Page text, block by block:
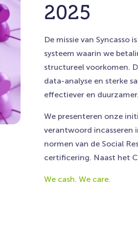
2025
De missie van Syncasso
systeem waarin we
structureel voorkomen.
data-analyse en sterke
effectiever en duurzamer.
We presenteren onze
verantwoord incasseren
normen van de Social
certificering. Naast het
We cash. We care.